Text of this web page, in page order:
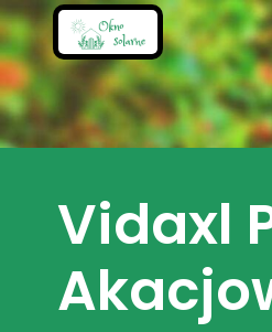
Skip
to
content
Vidaxl